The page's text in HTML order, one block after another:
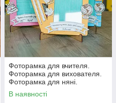
Фоторамка для вчителя.
Фоторамка для вихователя.
Фоторамка для няні.
Фоторамка для колеги.
Подарунок вчителю
В наявності